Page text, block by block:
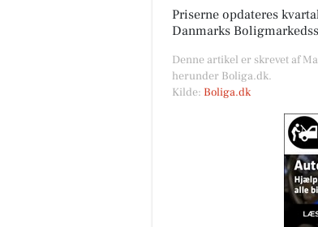
Priserne opdateres
Danmarks
Denne artikel er skrevet af
herunder Boliga.dk.
Kilde: Boliga.dk
Vi forstår godt
fjerne blikket fra
Space Star 😍 Det
ikke! Tag et
Åbn opslaget